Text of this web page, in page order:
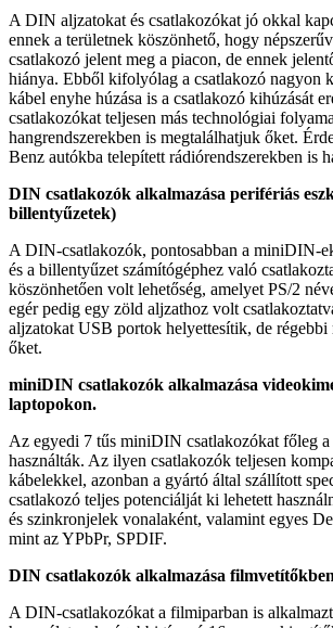
A DIN aljzatokat és csatlakozókat jó okkal
ennek a területnek köszönhető, hogy
csatlakozó jelent meg a piacon, de ennek
hiánya. Ebből kifolyólag a csatlakozó nagyon
kábel enyhe húzása is a csatlakozó kihúzását
csatlakozókat teljesen más technológiai
hangrendszerekben is megtalálhatjuk őket.
Benz autókba telepített rádiórendszerekben is
DIN csatlakozók alkalmazása perifériás
billentyűzetek)
A DIN-csatlakozók, pontosabban a miniDIN-
és a billentyűzet számítógéphez való
köszönhetően volt lehetőség, amelyet PS/2
egér pedig egy zöld aljzathoz volt
aljzatokat USB portok helyettesítik, de
őket.
miniDIN csatlakozók alkalmazása
laptopokon.
Az egyedi 7 tűs miniDIN csatlakozókat főleg
használták. Az ilyen csatlakozók teljesen
kábelekkel, azonban a gyártó által szállított
csatlakozó teljes potenciálját ki lehetett
és szinkronjelek vonalaként, valamint egyes
mint az YPbPr, SPDIF.
DIN csatlakozók alkalmazása filmvetítőkben
A DIN-csatlakozókat a filmiparban is